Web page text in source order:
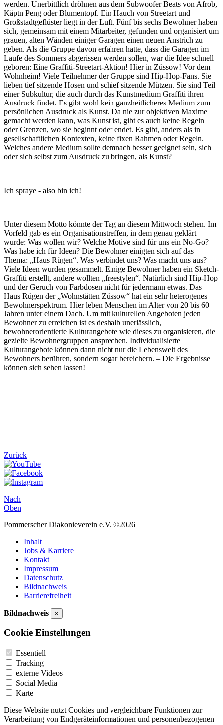
werden. Unerbittlich dröhnen aus dem Subwoofer Beats von Afrob,
Käptn Peng oder Blumentopf. Ein Hauch von Streetart und
Großstadtgeflüster liegt in der Luft. Fünf bis sechs Bewohner haben
sich, gemeinsam mit einem Mitarbeiter, gefunden und organisiert um
grauen, alten Wänden einiger Garagen einen neuen Anstrich zu
geben. Als die Gruppe davon erfahren hatte, dass die Garagen im
Laufe des Sommers abgerissen werden sollen, war die Idee schnell
geboren: Eine Graffiti-Streetart-Aktion! Hier in Züssow! Vor dem
Wohnheim! Viele Teilnehmer der Gruppe sind Hip-Hop-Fans. Sie
lieben tief sitzende Hosen und schief sitzende Mützen. Sie sind Teil
einer Subkultur, die auch durch das Kunstmedium Graffiti ihren
Ausdruck findet. Es gibt wohl kein ganzheitlicheres Medium zum
persönlichen Ausdruck als Kunst. Da nie zur objektiven Maxime
gemacht werden kann, was Kunst ist, gibt es auch keine Regeln
oder Grenzen, wo sie beginnt oder endet. Es gibt, anders als in
gesellschaftlichen Kontexten, keine fixen Rahmen oder Regeln.
Welches andere Medium sollte demnach besser geeignet sein, sich
oder sich selbst zum Ausdruck zu bringen, als Kunst?
Ich spraye - also bin ich!
Unter diesem Motto könnte der Tag an diesem Mittwoch stehen. Im
Vorfeld gab es ein Organisationstreffen, in dem genau geklärt
wurde: Was wollen wir? Welche Motive sind für uns ein No-Go?
Was habe ich für Ideen? Die Bewohner einigten sich auf das
Thema: „Haus Rügen“. Was verbindet uns? Was macht uns aus?
Viele Ideen wurden gesammelt. Einige Bewohner haben ein Sketch-
Graffiti erstellt, andere wollten „freestylen“. Natürlich sind Hip-Hop
und der Geruch von Farbdosen nicht für jedermann etwas. Das
Haus Rügen der „Wohnstätten Züssow“ hat ein sehr heterogenes
Bewohnerspektrum. Hier leben Menschen im Alter von 20 bis 60
Jahren unter einem Dach. Um mit kulturellen Angeboten jeden
Bewohner zu erreichen ist es deshalb unerlässlich,
bewohnerorientierte Kulturangebote wie dieses zu organisieren, die
gezielte Bewohnergruppen ansprechen. Individualisierte
Kulturangebote können dann nicht nur die Lebenswelt des
Bewohners berühren, sondern sogar bereichern. – Die Ergebnisse
können sich sehen lassen!
Zurück
Nach
Oben
Pommerscher Diakonieverein e.V. ©2026
Inhalt
Jobs & Karriere
Kontakt
Impressum
Datenschutz
Bildnachweis
Barrierefreiheit
Bildnachweis ×
Cookie Einstellungen
Essentiell
Tracking
externe Videos
Social Media
Karte
Diese Website nutzt Cookies und vergleichbare Funktionen zur
Verarbeitung von Endgeräteinformationen und personenbezogenen